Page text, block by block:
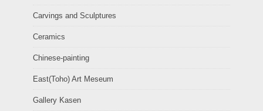
Carvings and Sculptures
Ceramics
Chinese-painting
East(Toho) Art Meseum
Gallery Kasen